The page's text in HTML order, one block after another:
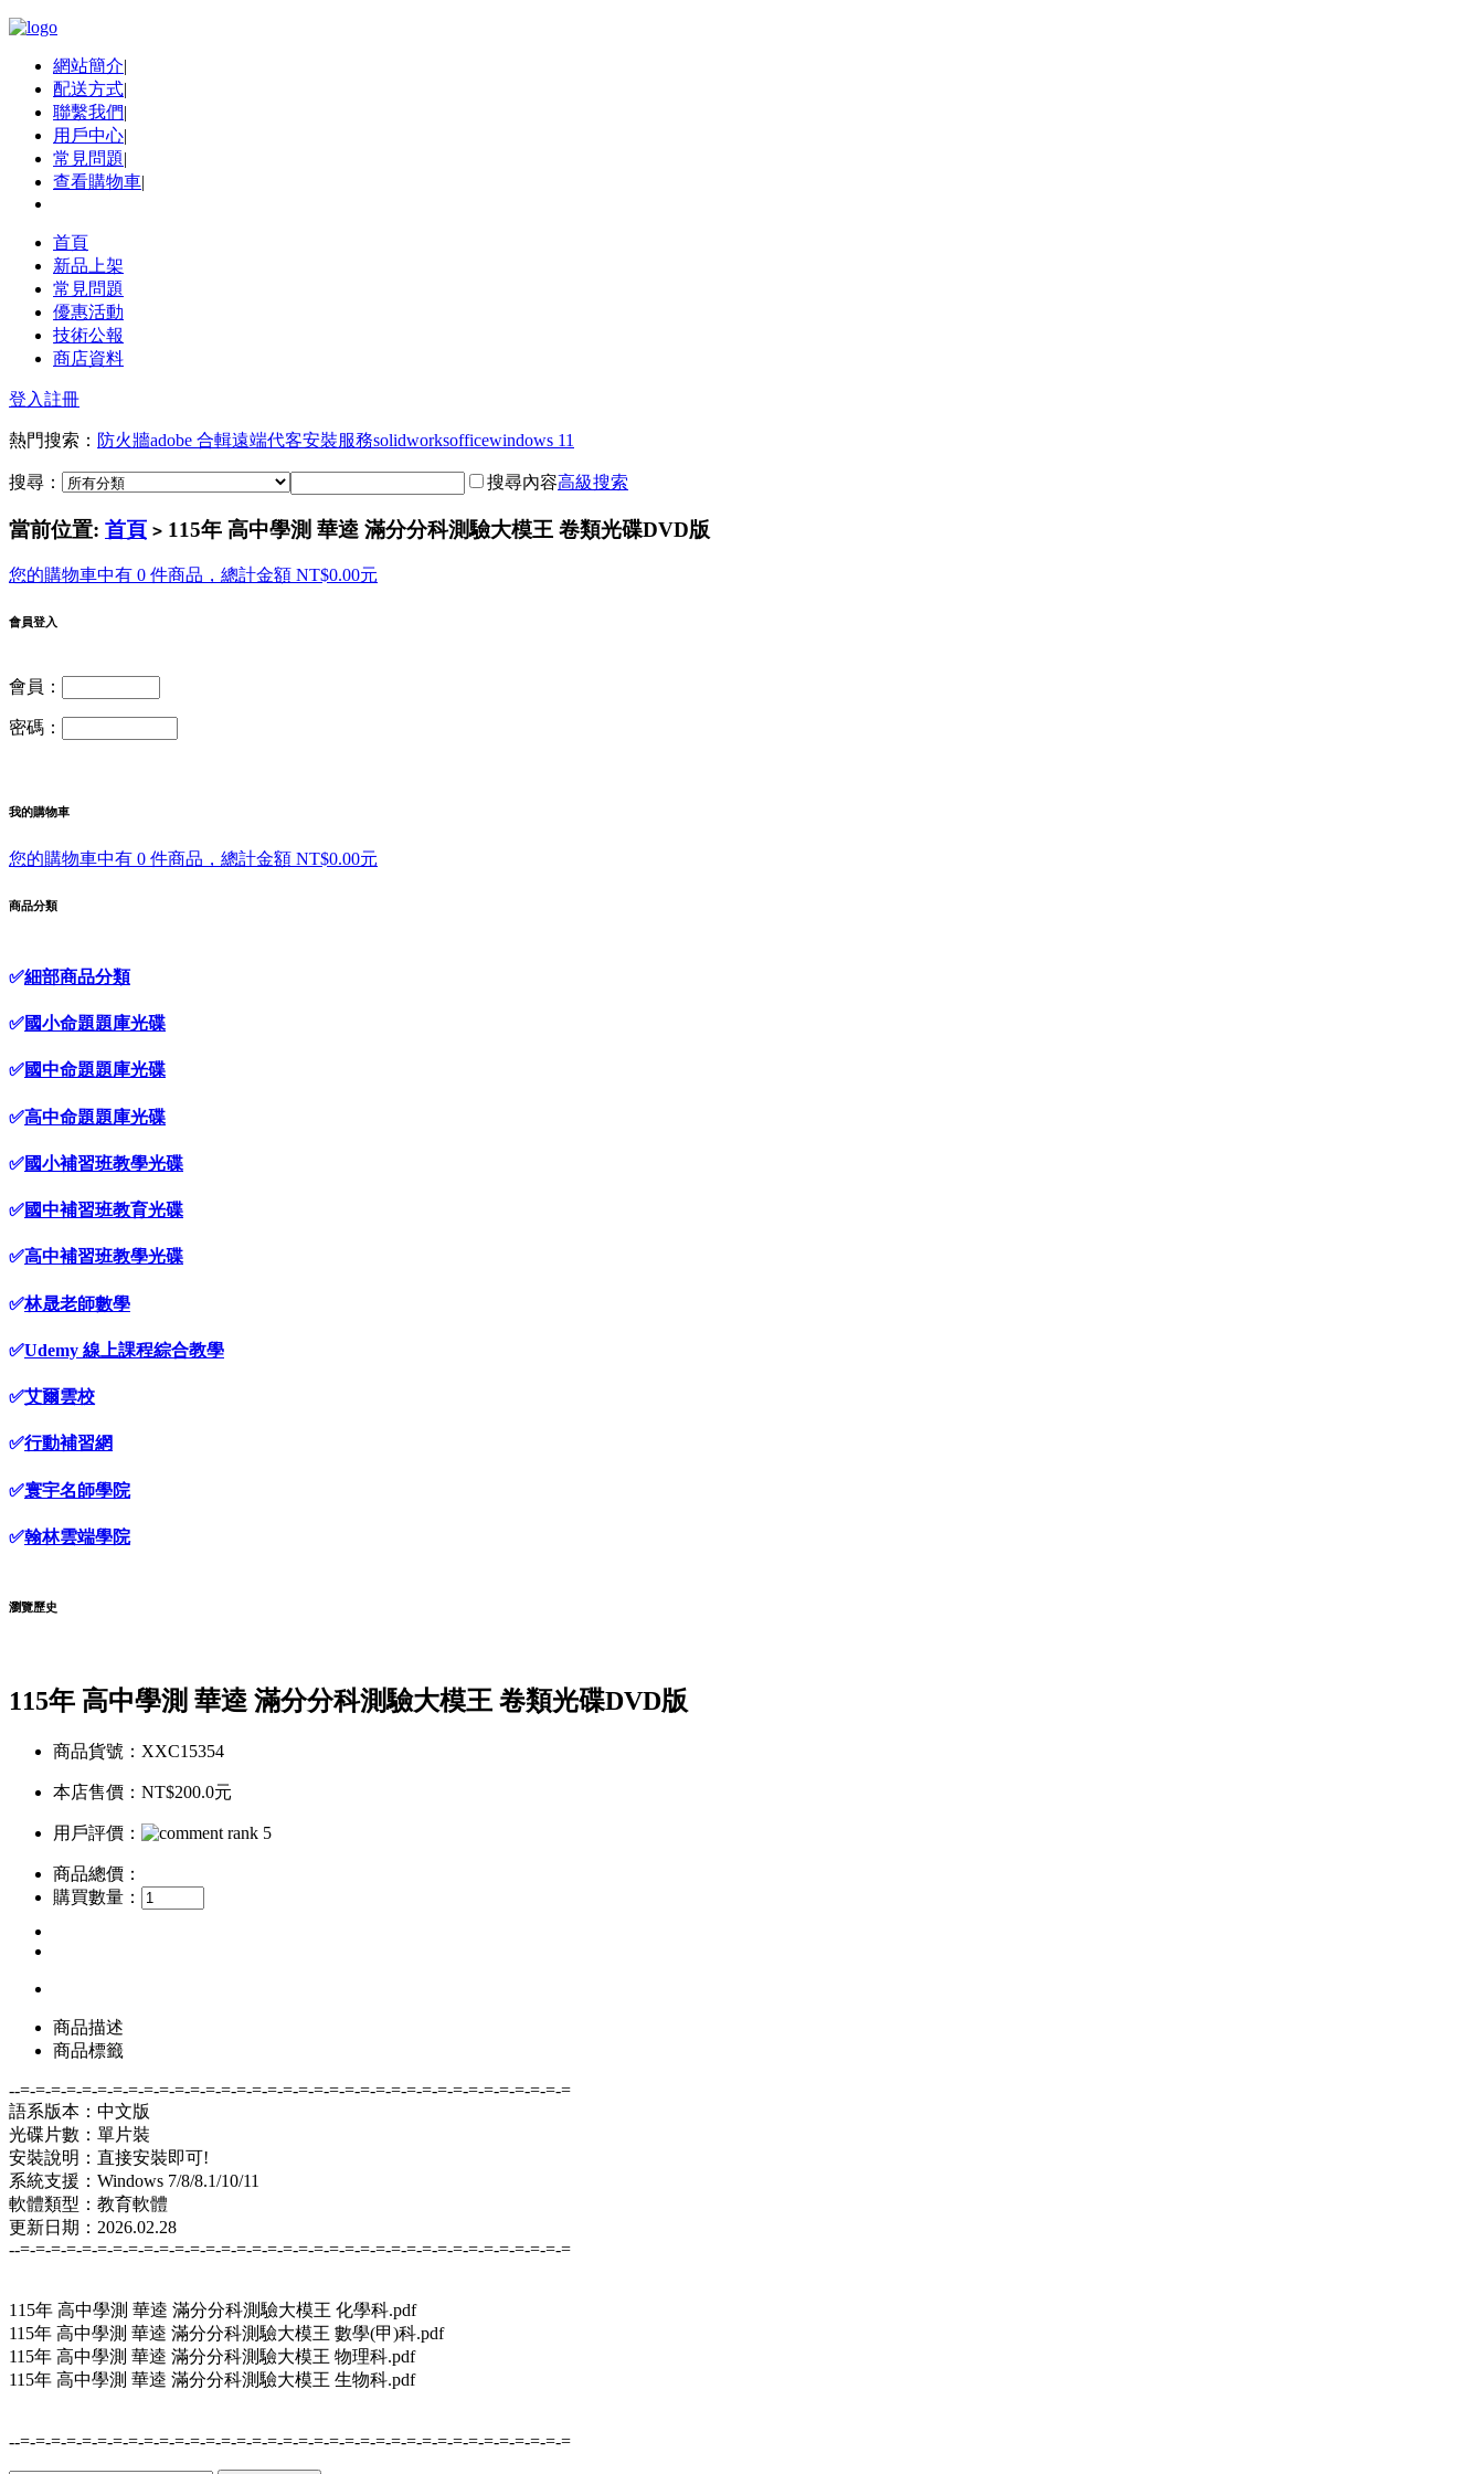
網站簡介|
配送方式|
聯繫我們|
用戶中心|
常見問題|
查看購物車|
首頁
新品上架
常見問題
優惠活動
技術公報
商店資料
登入註冊
熱門搜索： 防火牆adobe 合輯遠端代客安裝服務solidworksofficewindows 11
搜尋： 搜尋內容高級搜索
當前位置: 首頁 > 115年 高中學測 華逵 滿分分科測驗大模王 卷類光碟DVD版
您的購物車中有 0 件商品，總計金額 NT$0.00元
會員登入
會員：
密碼：
我的購物車
您的購物車中有 0 件商品，總計金額 NT$0.00元
商品分類
✅細部商品分類
✅國小命題題庫光碟
✅國中命題題庫光碟
✅高中命題題庫光碟
✅國小補習班教學光碟
✅國中補習班教育光碟
✅高中補習班教學光碟
✅林晟老師數學
✅Udemy 線上課程綜合教學
✅艾爾雲校
✅行動補習網
✅寰宇名師學院
✅翰林雲端學院
瀏覽歷史
115年 高中學測 華逵 滿分分科測驗大模王 卷類光碟DVD版
商品貨號：XXC15354
本店售價： NT$200.0元
用戶評價：
商品總價：
購買數量：
商品描述
商品標籤
--=-=-=-=-=-=-=-=-=-=-=-=-=-=-=-=-=-=-=-=-=-=-=-=-=-=-=-=-=-=-=-=-=-=-=-=
語系版本：中文版
光碟片數：單片裝
安裝說明：直接安裝即可!
系統支援：Windows 7/8/8.1/10/11
軟體類型：教育軟體
更新日期：2026.02.28
--=-=-=-=-=-=-=-=-=-=-=-=-=-=-=-=-=-=-=-=-=-=-=-=-=-=-=-=-=-=-=-=-=-=-=-=
115年 高中學測 華逵 滿分分科測驗大模王 化學科.pdf
115年 高中學測 華逵 滿分分科測驗大模王 數學(甲)科.pdf
115年 高中學測 華逵 滿分分科測驗大模王 物理科.pdf
115年 高中學測 華逵 滿分分科測驗大模王 生物科.pdf
--=-=-=-=-=-=-=-=-=-=-=-=-=-=-=-=-=-=-=-=-=-=-=-=-=-=-=-=-=-=-=-=-=-=-=-=